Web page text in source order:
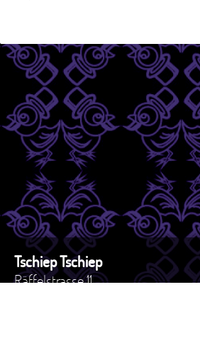
Tschiep Tschiep
Räffelstrasse 11